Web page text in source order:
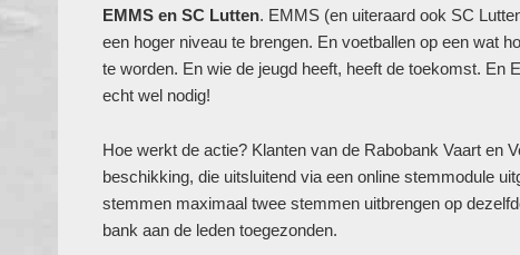
EMMS en SC Lutten. EMMS (en uiteraard ook SC
een hoger niveau te brengen. En voetballen op een wat
te worden. En wie de jeugd heeft, heeft de toekomst. En
echt wel nodig!
Hoe werkt de actie? Klanten van de Rabobank Vaart en
beschikking, die uitsluitend via een online stemmodule
stemmen maximaal twee stemmen uitbrengen op
bank aan de leden toegezonden.